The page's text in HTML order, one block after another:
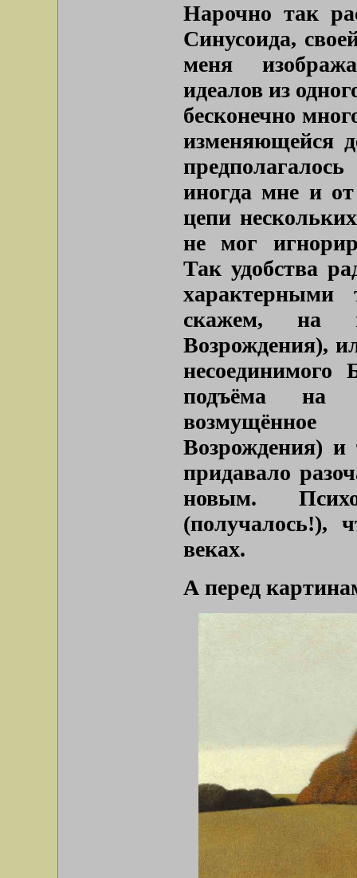
Нарочно так
Синусоида,
меня
идеалов из
бесконечно
изменяющейся
иногда мне и от
цепи
не мог
Так удобства
характерными
скажем, на
Возрождения),
несоединимого
подъёма на
Возрождения) и
придавало
новым.
(получалось!),
веках.
А перед